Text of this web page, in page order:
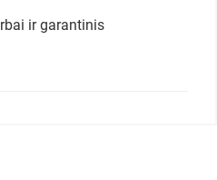
ir garantinis